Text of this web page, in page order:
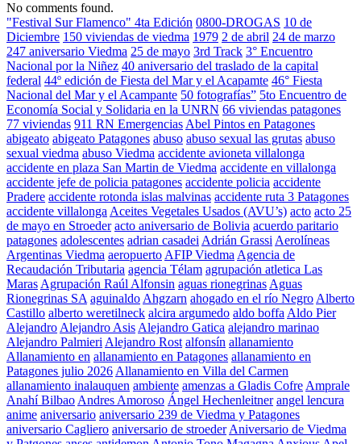
No comments found.
"Festival Sur Flamenco" 4ta Edición 0800-DROGAS 10 de
Diciembre 150 viviendas de viedma 1979 2 de abril 24 de marzo
247 aniversario Viedma 25 de mayo 3rd Track 3° Encuentro
Nacional por la Niñez 40 aniversario del traslado de la capital
federal 44º edición de Fiesta del Mar y el Acapamte 46° Fiesta
Nacional del Mar y el Acampante 50 fotografías” 5to Encuentro de
Economía Social y Solidaria en la UNRN 66 viviendas patagones
77 viviendas 911 RN Emergencias Abel Pintos en Patagones
abigeato abigeato Patagones abuso abuso sexual las grutas abuso
sexual viedma abuso Viedma accidente avioneta villalonga
accidente en plaza San Martin de Viedma accidente en villalonga
accidente jefe de policia patagones accidente policia accidente
Pradere accidente rotonda islas malvinas accidente ruta 3 Patagones
accidente villalonga Aceites Vegetales Usados (AVU’s) acto acto 25
de mayo en Stroeder acto aniversario de Bolivia acuerdo paritario
patagones adolescentes adrian casadei Adrián Grassi Aerolíneas
Argentinas Viedma aeropuerto AFIP Viedma Agencia de
Recaudación Tributaria agencia Télam agrupación atletica Las
Maras Agrupación Raúl Alfonsin aguas rionegrinas Aguas
Rionegrinas SA aguinaldo Ahgzarn ahogado en el río Negro Alberto
Castillo alberto weretilneck alcira argumedo aldo boffa Aldo Pier
Alejandro Alejandro Asis Alejandro Gatica alejandro marinao
Alejandro Palmieri Alejandro Rost alfonsín allanamiento
Allanamiento en allanamiento en Patagones allanamiento en
Patagones julio 2026 Allanamiento en Villa del Carmen
allanamiento inalauquen ambiente amenzas a Gladis Cofre Amprale
Anahí Bilbao Andres Amoroso Ángel Hechenleitner angel lencura
anime aniversario aniversario 239 de Viedma y Patagones
aniversario Cagliero aniversario de stroeder Aniversario de Viedma